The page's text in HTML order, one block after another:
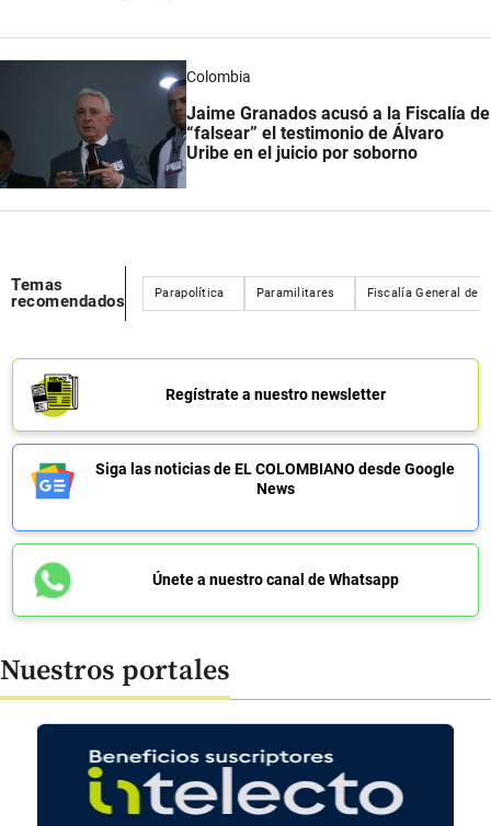
Colombia
Jaime Granados acusó a la Fiscalía de
“falsear” el testimonio de Álvaro
Uribe en el juicio por soborno
Temas
recomendados
Parapolítica Paramilitares Fiscalía General de
Regístrate a nuestro newsletter
Siga las noticias de EL COLOMBIANO desde Google
News
Únete a nuestro canal de Whatsapp
Nuestros portales